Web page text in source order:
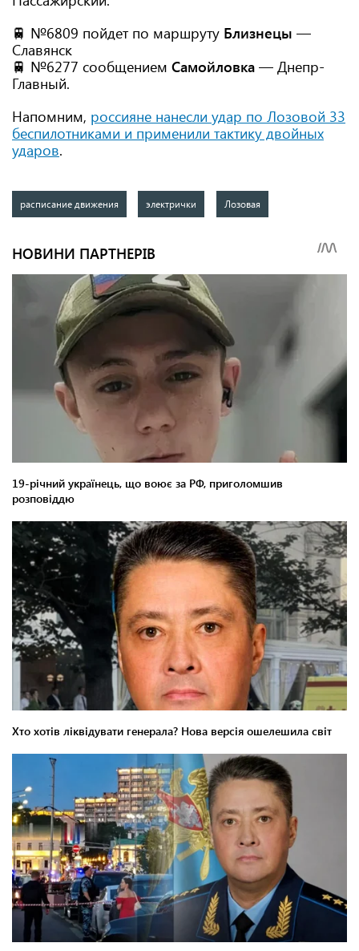
🚆 №6809 пойдет по маршруту Близнецы —
Славянск
🚆 №6277 сообщением Самойловка — Днепр-
Главный.
Напомним, россияне нанесли удар по Лозовой 33
беспилотниками и применили тактику двойных
ударов.
расписание движения электрички Лозовая